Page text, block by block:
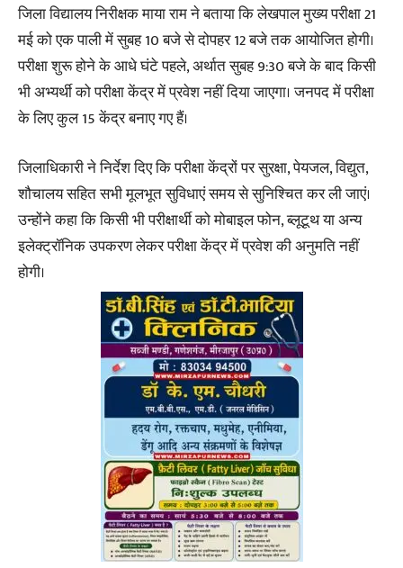
जिला विद्यालय निरीक्षक माया राम ने बताया कि लेखपाल मुख्य परीक्षा 21
मई को एक पाली में सुबह 10 बजे से दोपहर 12 बजे तक आयोजित होगी।
परीक्षा शुरू होने के आधे घंटे पहले, अर्थात सुबह 9:30 बजे के बाद किसी
भी अभ्यर्थी को परीक्षा केंद्र में प्रवेश नहीं दिया जाएगा। जनपद में परीक्षा
के लिए कुल 15 केंद्र बनाए गए हैं।
जिलाधिकारी ने निर्देश दिए कि परीक्षा केंद्रों पर सुरक्षा, पेयजल, विद्युत,
शौचालय सहित सभी मूलभूत सुविधाएं समय से सुनिश्चित कर ली जाएं।
उन्होंने कहा कि किसी भी परीक्षार्थी को मोबाइल फोन, ब्लूटूथ या अन्य
इलेक्ट्रॉनिक उपकरण लेकर परीक्षा केंद्र में प्रवेश की अनुमति नहीं
होगी।